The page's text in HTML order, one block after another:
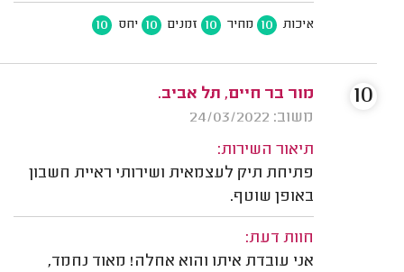
איכות 10 מחיר 10 זמנים 10 יחס 10
מור בר חיים, תל אביב.
משוב: 24/03/2022
תיאור השירות:
פתיחת תיק לעצמאית ושירותי ראיית חשבון
באופן שוטף.
חוות דעת:
אני עובדת איתו והוא אחלה! מאוד נחמד,
10